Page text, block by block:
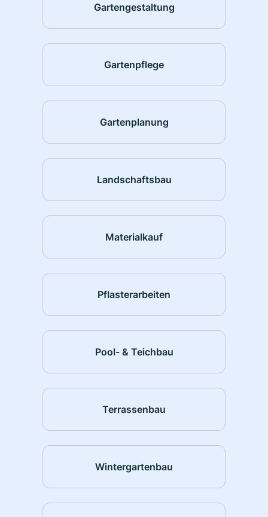
Gartengestaltung
Gartenpflege
Gartenplanung
Landschaftsbau
Materialkauf
Pflasterarbeiten
Pool- & Teichbau
Terrassenbau
Wintergartenbau